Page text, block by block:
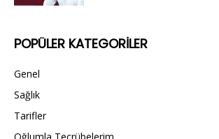
POPÜLER KATEGORİLER
Genel
Sağlık
Tarifler